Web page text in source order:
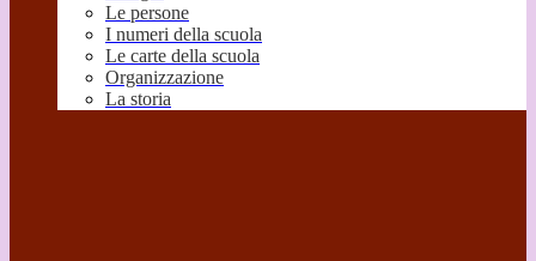
Le persone
I numeri della scuola
Le carte della scuola
Organizzazione
La storia